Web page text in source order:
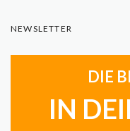
NEWSLETTER
DIE
IN